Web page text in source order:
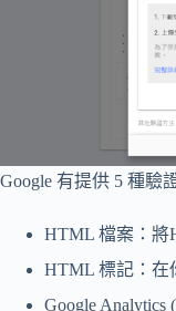
Google 有提供 5 種驗
HTML 檔案：將
HTML 標記：在
Google Analytics